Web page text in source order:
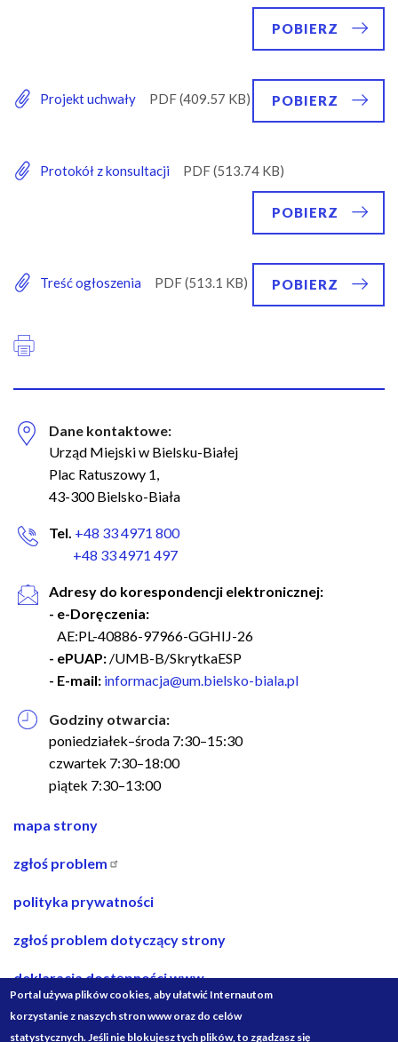
POBIERZ
Projekt uchwały POBIERZ
Protokół z konsultacji
POBIERZ
Treść ogłoszenia POBIERZ
Dane kontaktowe:
Urząd Miejski w Bielsku-Białej
Plac Ratuszowy 1,
43-300 Bielsko-Biała
Tel. +48 33 4971 800
+48 33 4971 497
Adresy do korespondencji elektronicznej:
- e-Doręczenia:
AE:PL-40886-97966-GGHIJ-26
- ePUAP: /UMB-B/SkrytkaESP
- E-mail: informacja@um.bielsko-biala.pl
Godziny otwarcia:
poniedziałek–środa 7:30–15:30
czwartek 7:30–18:00
piątek 7:30–13:00
nawigacja
stopce
mapa strony
zgłoś problem
polityka prywatności
zgłoś problem dotyczący strony
deklaracja dostępności www
deklaracja dostępności bip
Portal używa plików cookies, aby ułatwić Internautom
korzystanie z naszych stron www oraz do celów
statystycznych. Jeśli nie blokujesz tych plików, to zgadzasz się